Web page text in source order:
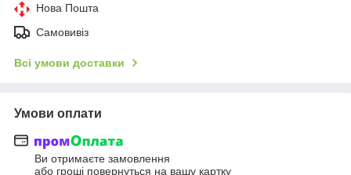
Нова Пошта
Самовивіз
Всі умови доставки
Умови оплати
Ви отримаєте замовлення
або гроші повернуться на вашу картку